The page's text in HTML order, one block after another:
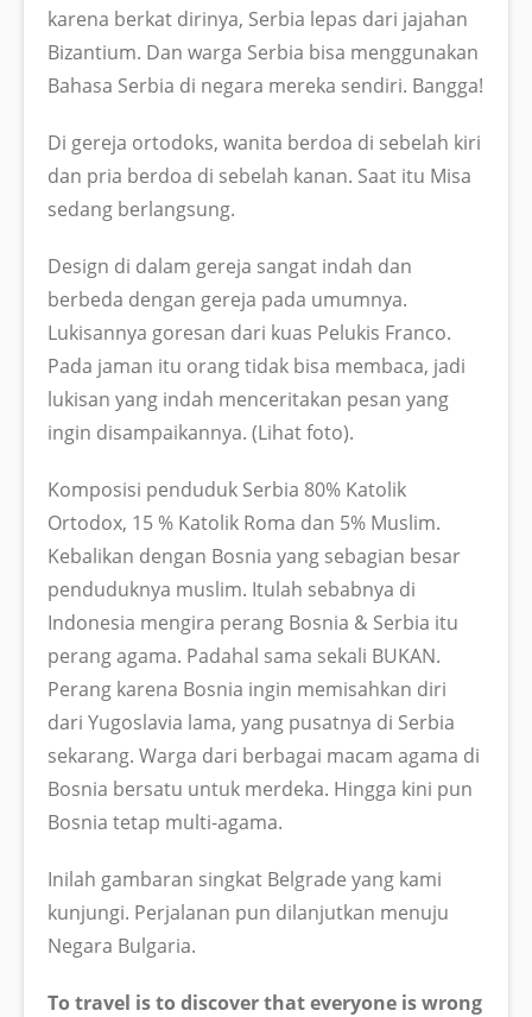
karena berkat dirinya, Serbia lepas dari jajahan
Bizantium. Dan warga Serbia bisa menggunakan
Bahasa Serbia di negara mereka sendiri. Bangga!
Di gereja ortodoks, wanita berdoa di sebelah kiri
dan pria berdoa di sebelah kanan. Saat itu Misa
sedang berlangsung.
Design di dalam gereja sangat indah dan
berbeda dengan gereja pada umumnya.
Lukisannya goresan dari kuas Pelukis Franco.
Pada jaman itu orang tidak bisa membaca, jadi
lukisan yang indah menceritakan pesan yang
ingin disampaikannya. (Lihat foto).
Komposisi penduduk Serbia 80% Katolik
Ortodox, 15 % Katolik Roma dan 5% Muslim.
Kebalikan dengan Bosnia yang sebagian besar
penduduknya muslim. Itulah sebabnya di
Indonesia mengira perang Bosnia & Serbia itu
perang agama. Padahal sama sekali BUKAN.
Perang karena Bosnia ingin memisahkan diri
dari Yugoslavia lama, yang pusatnya di Serbia
sekarang. Warga dari berbagai macam agama di
Bosnia bersatu untuk merdeka. Hingga kini pun
Bosnia tetap multi-agama.
Inilah gambaran singkat Belgrade yang kami
kunjungi. Perjalanan pun dilanjutkan menuju
Negara Bulgaria.
To travel is to discover that everyone is wrong